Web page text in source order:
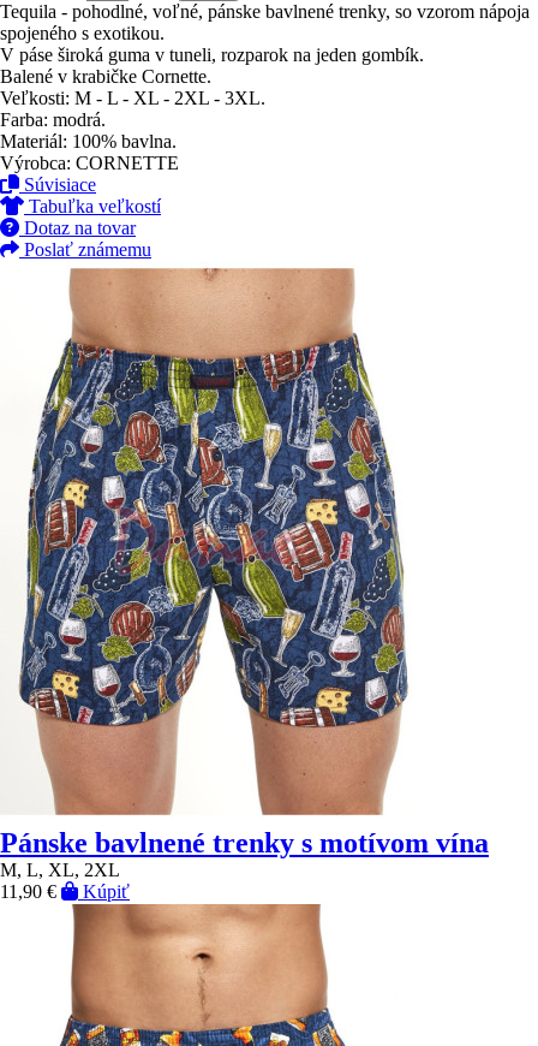
Tequila - pohodlné, voľné, pánske bavlnené trenky, so vzorom nápoja
spojeného s exotikou.
V páse široká guma v tuneli, rozparok na jeden gombík.
Balené v krabičke Cornette.
Veľkosti: M - L - XL - 2XL - 3XL.
Farba: modrá.
Materiál: 100% bavlna.
Výrobca: CORNETTE
Súvisiace
Tabuľka veľkostí
Dotaz na tovar
Poslať známemu
Pánske bavlnené trenky s motívom vína
M, L, XL, 2XL
11,90 €
Kúpiť